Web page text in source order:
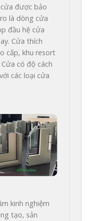
được bảo
là dòng cửa
đầu hệ cửa
Cửa thích
cấp, khu resort
có độ cách
các loại cửa
kinh nghiệm
tạo, sản